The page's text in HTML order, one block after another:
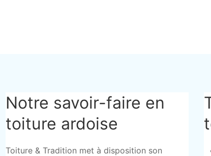
Notre savoir-faire en
toiture ardoise
Toiture & Tradition met à disposition son